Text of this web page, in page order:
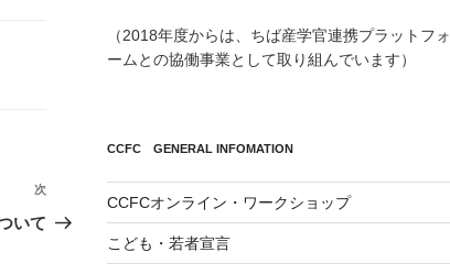
次
の
次
いて
（2018年度からは、ちば産学官連携プラットフォ
ームとの協働事業として取り組んでいます）
CCFC GENERAL INFOMATION
CCFCオンライン・ワークショップ
こども・若者宣言